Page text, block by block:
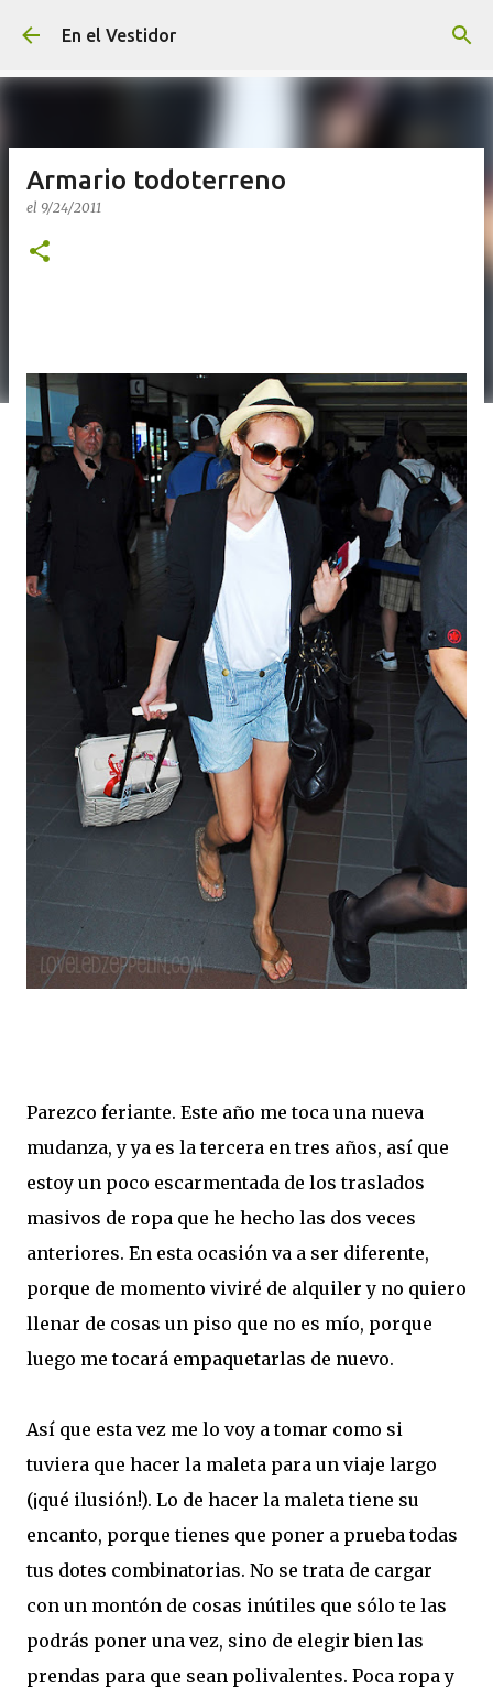
Ir al contenido principal
En el Vestidor
Armario todoterreno
el 9/24/2011
Parezco feriante. Este año me toca una nueva
mudanza, y ya es la tercera en tres años, así que
estoy un poco escarmentada de los traslados
masivos de ropa que he hecho las dos veces
anteriores. En esta ocasión va a ser diferente,
porque de momento viviré de alquiler y no quiero
llenar de cosas un piso que no es mío, porque
luego me tocará empaquetarlas de nuevo.
Así que esta vez me lo voy a tomar como si
tuviera que hacer la maleta para un viaje largo
(¡qué ilusión!). Lo de hacer la maleta tiene su
encanto, porque tienes que poner a prueba todas
tus dotes combinatorias. No se trata de cargar
con un montón de cosas inútiles que sólo te las
podrás poner una vez, sino de elegir bien las
prendas para que sean polivalentes. Poca ropa y